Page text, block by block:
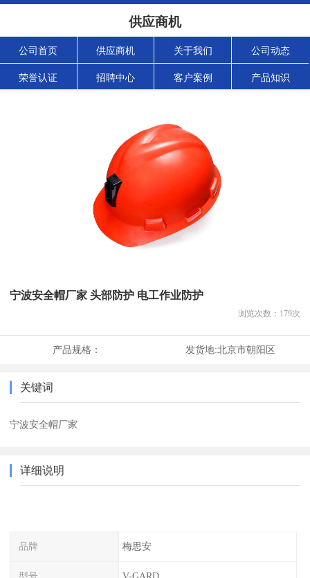
供应商机
公司首页 供应商机 关于我们 公司动态
荣誉认证 招聘中心 客户案例 产品知识
宁波安全帽厂家 头部防护 电工作业防护
浏览次数： 179次
产品规格： 发货地:北京市朝阳区
关键词
宁波安全帽厂家
详细说明
品牌 梅思安